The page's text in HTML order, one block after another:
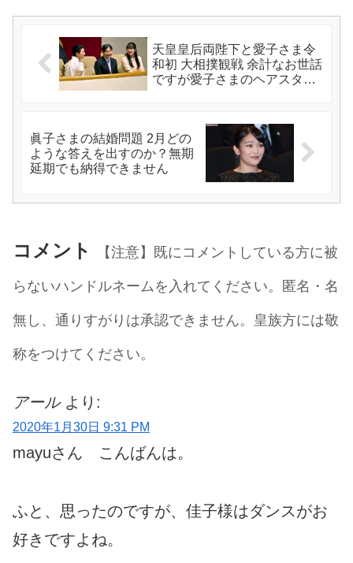
天皇皇后両陛下と愛子さま令
和初 大相撲観戦 余計なお世話
ですが愛子さまのヘアスタイ
眞子さまの結婚問題 2月どの
ような答えを出すのか？無期
延期でも納得できません
コメント
【注意】既にコメントしている方に被
らないハンドルネームを入れてください。匿名・名
無し、通りすがりは承認できません。皇族方には敬
称をつけてください。
アール より:
2020年1月30日 9:31 PM
mayuさん こんばんは。
ふと、思ったのですが、佳子様はダンスがお
好きですよね。